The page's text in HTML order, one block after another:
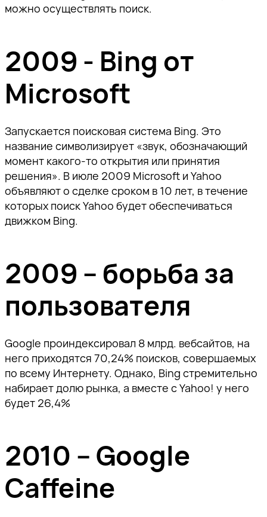
можно осуществлять поиск.
2009 - Bing от
Microsoft
Запускается поисковая система Bing. Это
название символизирует «звук, обозначающий
момент какого-то открытия или принятия
решения». В июле 2009 Microsoft и Yahoo
объявляют о сделке сроком в 10 лет, в течение
которых поиск Yahoo будет обеспечиваться
движком Bing.
2009 – борьба за
пользователя
Google проиндексировал 8 млрд. вебсайтов, на
него приходятся 70,24% поисков, совершаемых
по всему Интернету. Однако, Bing стремительно
набирает долю рынка, а вместе с Yahoo! у него
будет 26,4%
2010 – Google
Caffeine
пожалуйста, подтвердите
письма.
пожалуйста, подтвердите
письма.
а также приглашения на
Отправить
пожалуйста, подтвердите
письма.